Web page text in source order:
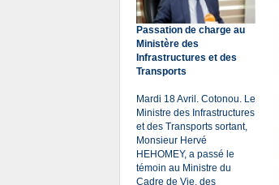
Passation de charge au
Ministère des
Infrastructures et des
Transports
Mardi 18 Avril. Cotonou. Le
Ministre des Infrastructures
et des Transports sortant,
Monsieur Hervé
HEHOMEY, a passé le
témoin au Ministre du
Cadre de Vie, des